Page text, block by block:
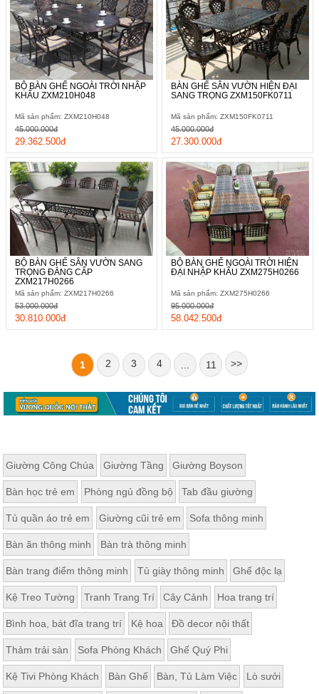
BỘ BÀN GHẾ NGOÀI TRỜI NHẬP
KHẨU ZXM210H048
Mã sản phẩm: ZXM210H048
29.362.500đ
45.000.000đ
BÀN GHẾ SÂN VƯỜN HIỆN ĐẠI
SANG TRỌNG ZXM150FK0711
Mã sản phẩm: ZXM150FK0711
27.300.000đ
45.000.000đ
BỘ BÀN GHẾ SÂN VƯỜN SANG
TRỌNG ĐẲNG CẤP
ZXM217H0266
Mã sản phẩm: ZXM217H0266
30.810.000đ
53.000.000đ
BỘ BÀN GHẾ NGOÀI TRỜI HIỆN
ĐẠI NHẬP KHẨU ZXM275H0266
Mã sản phẩm: ZXM275H0266
58.042.500đ
95.000.000đ
1 2 3 4 11 >>
Giường Công Chúa Giường Tầng Giường Boyson
Bàn học trẻ em Phòng ngủ đồng bộ Tab đầu giường
Tủ quần áo trẻ em Giường cũi trẻ em Sofa thông minh
Bàn ăn thông minh Bàn trà thông minh
Bàn trang điểm thông minh Tủ giày thông minh Ghế độc lạ
Kệ Treo Tường Tranh Trang Trí Cây Cảnh Hoa trang trí
Bình hoa, bát đĩa trang trí Kệ hoa Đồ decor nội thất
Thảm trải sàn Sofa Phòng Khách Ghế Quý Phi
Kệ Tivi Phòng Khách Bàn Ghế Bàn, Tủ Làm Việc Lò sưởi